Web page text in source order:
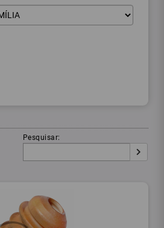
Pesquisar: